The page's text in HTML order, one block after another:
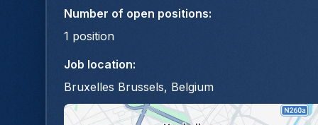
Number of open positions:
1 position
Job location:
Bruxelles Brussels, Belgium